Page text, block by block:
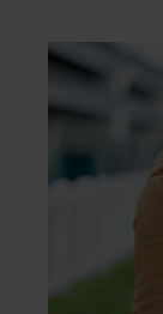
al in